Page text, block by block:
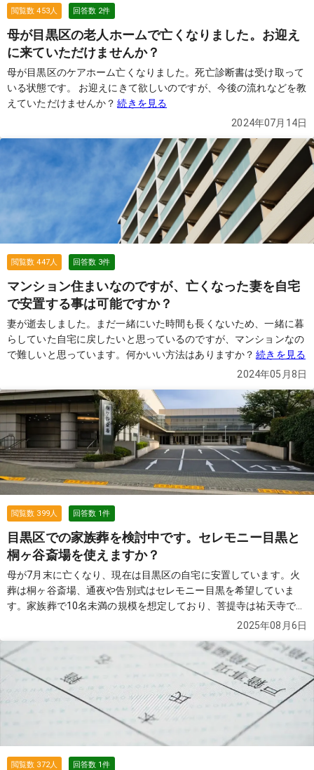
けるのか、最低限の費用がどれくらいなのか、火葬場や安置場所の
移動についても含めてアドバイスをお願いします。
閲覧数453人 回答数 2件
母が目黒区の老人ホームで亡くなりました。お迎え
に来ていただけませんか？
母が目黒区のケアホーム亡くなりました。死亡診断書は受け取って
いる状態です。 お迎えにきて欲しいのですが、今後の流れなどを教
えていただけませんか？ 続きを見る
2024年07月14日
閲覧数447人 回答数 3件
マンション住まいなのですが、亡くなった妻を自宅
で安置する事は可能ですか？
妻が逝去しました。まだ一緒にいた時間も長くないため、一緒に暮
らしていた自宅に戻したいと思っているのですが、マンションなの
で難しいと思っています。何かいい方法はありますか？ 続きを見る
2024年05月8日
閲覧数 399人 回答数 1件
目黒区での家族葬を検討中です。セレモニー目黒と
桐ヶ谷斎場を使えますか？
母が7月末に亡くなり、現在は目黒区の自宅に安置しています。火
葬は桐ヶ谷斎場、通夜や告別式はセレモニー目黒を希望していま
す。家族葬で10名未満の規模を想定しており、菩提寺は祐天寺で
す。通夜と告別式を1日で行う一日葬も検討しているのですが、お
います。こうした内容で葬儀社さんにお願いすることは可能でしょ
うか？また、ドライアイスの再手配や、自宅への訪問打ち合わせな
ども対応してもらえるのでしょうか？
続きを見る
2025年08月6日
閲覧数 372人 回答数 1件